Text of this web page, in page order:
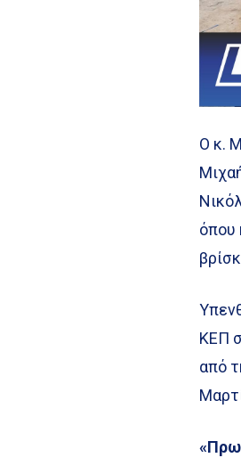
Ο κ.
όπου
ΚΕΠ
από